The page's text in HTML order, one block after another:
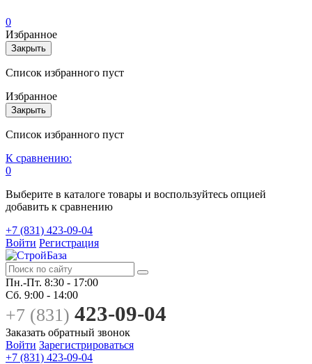
0
Избранное
Закрыть
Список избранного пуст
Избранное
Закрыть
Список избранного пуст
К сравнению:
0
Выберите в каталоге товары и воспользуйтесь опцией
добавить к сравнению
+7 (831) 423-09-04
Войти Регистрация
Пн.-Пт. 8:30 - 17:00
Сб. 9:00 - 14:00
+7 (831) 423-09-04
Заказать обратный звонок
Войти Зарегистрироваться
+7 (831) 423-09-04